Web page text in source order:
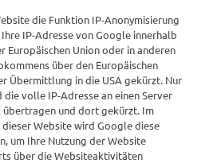
die Funktion IP-Anonymisierung
IP-Adresse von Google innerhalb
Union oder in anderen
über den Europäischen
Übermittlung in die USA gekürzt. Nur
volle IP-Adresse an einen Server
übertragen und dort gekürzt. Im
Website wird Google diese
um Ihre Nutzung der Website
über die Websiteaktivitäten